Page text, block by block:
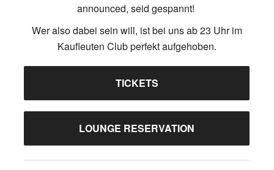
announced, seid gespannt!
Wer also dabei sein will, ist bei uns ab 23 Uhr im
Kaufleuten Club perfekt aufgehoben.
TICKETS
LOUNGE RESERVATION